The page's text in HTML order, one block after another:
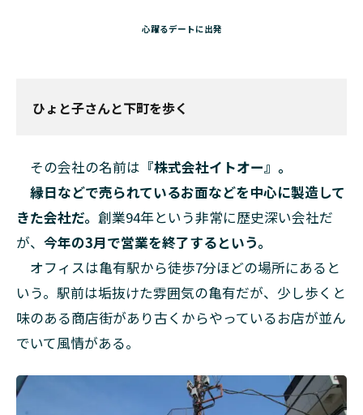
心躍るデートに出発
ひょと子さんと下町を歩く
その会社の名前は 『株式会社イトオー』。
縁日などで売られているお面などを中心に製造して
きた会社だ。 創業94年という非常に歴史深い会社だ
が、 今年の3月で営業を終了するという。
オフィスは亀有駅から徒歩7分ほどの場所にあると
いう。駅前は垢抜けた雰囲気の亀有だが、少し歩くと
味のある商店街があり古くからやっているお店が並ん
でいて風情がある。